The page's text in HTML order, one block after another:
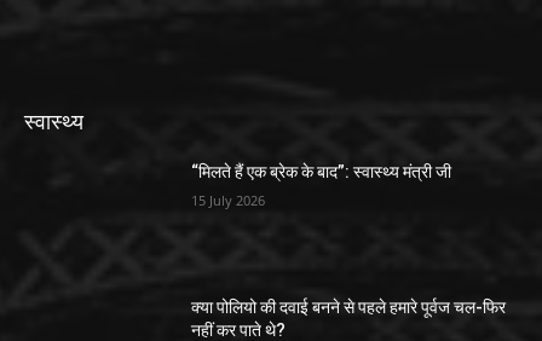
स्वास्थ्य
“मिलते हैं एक ब्रेक के बाद”: स्वास्थ्य मंत्री जी
15 July 2026
क्या पोलियो की दवाई बनने से पहले हमारे पूर्वज चल-फिर
नहीं कर पाते थे?